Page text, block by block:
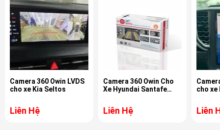
Camera 360 Owin LVDS
cho xe Kia Seltos
Liên Hệ
Camera 360 Owin Cho
Xe Hyundai Santafe
Liên Hệ
cho xe
Liên